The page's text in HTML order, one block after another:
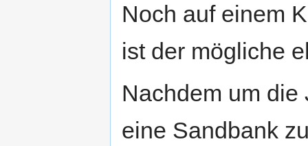
Noch auf einem
ist der mögliche
Nachdem um die
eine Sandbank